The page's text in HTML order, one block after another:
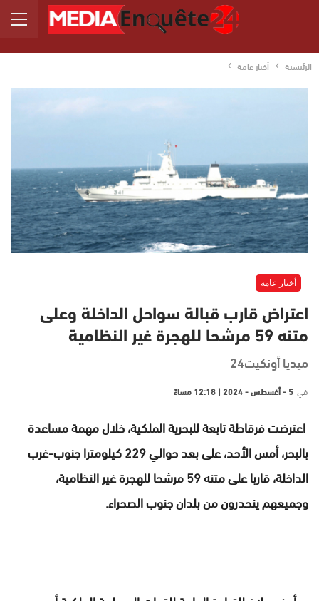
الرئيسية أخبار عامة
أخبار عامة
اعتراض قارب قبالة سواحل الداخلة وعلى
متنه 59 مرشحا للهجرة غير النظامية
ميديا أونكيت24
في 5 - أغسطس - 2024 | 12:18 مساءً
اعترضت فرقاطة تابعة للبحرية الملكية، خلال مهمة مساعدة
بالبحر، أمس الأحد، على بعد حوالي 229 كيلومترا جنوب-غرب
الداخلة، قاربا على متنه 59 مرشحا للهجرة غير النظامية،
وجميعهم ينحدرون من بلدان جنوب الصحراء.